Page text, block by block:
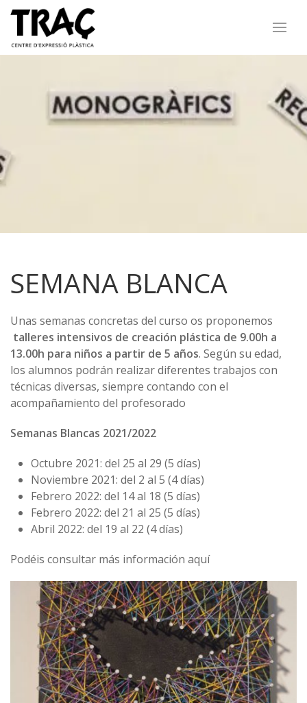
SEMANA BLANCA
Unas semanas concretas del curso os proponemos
talleres intensivos de creación plástica de 9.00h a
13.00h para niños a partir de 5 años. Según su edad,
los alumnos podrán realizar diferentes trabajos con
técnicas diversas, siempre contando con el
acompañamiento del profesorado
Semanas Blancas 2021/2022
Octubre 2021: del 25 al 29 (5 días)
Noviembre 2021: del 2 al 5 (4 días)
Febrero 2022: del 14 al 18 (5 días)
Febrero 2022: del 21 al 25 (5 días)
Abril 2022: del 19 al 22 (4 días)
Podéis consultar más información aquí